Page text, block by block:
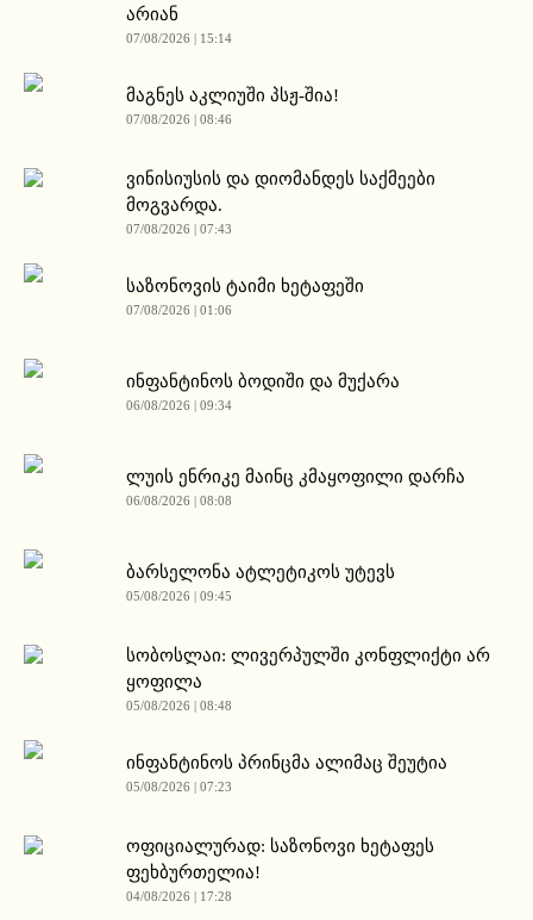
არიან
07/08/2026 | 15:14
მაგნეს აკლიუში პსჟ-შია!
07/08/2026 | 08:46
ვინისიუსის და დიომანდეს საქმეები
მოგვარდა.
07/08/2026 | 07:43
საზონოვის ტაიმი ხეტაფეში
07/08/2026 | 01:06
ინფანტინოს ბოდიში და მუქარა
06/08/2026 | 09:34
ლუის ენრიკე მაინც კმაყოფილი დარჩა
06/08/2026 | 08:08
ბარსელონა ატლეტიკოს უტევს
05/08/2026 | 09:45
სობოსლაი: ლივერპულში კონფლიქტი არ
ყოფილა
05/08/2026 | 08:48
ინფანტინოს პრინცმა ალიმაც შეუტია
05/08/2026 | 07:23
ოფიციალურად: საზონოვი ხეტაფეს
ფეხბურთელია!
04/08/2026 | 17:28